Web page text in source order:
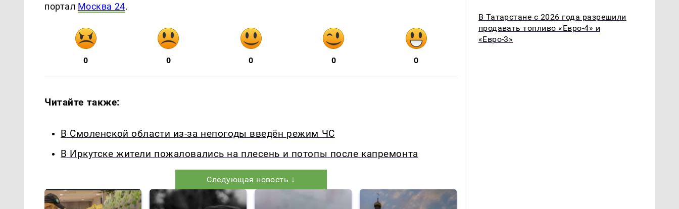
портал Москва 24.
0 0 0 0 0
Читайте также:
В Смоленской области из-за непогоды введён режим ЧС
В Иркутске жители пожаловались на плесень и потопы после капремонта
Следующая новость ↓
В Татарстане с 2026 года разрешили
продавать топливо «Евро-4» и
«Евро-3»